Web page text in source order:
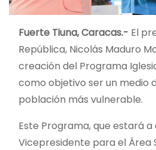
Fuerte Tiuna, Caracas.- El
República, Nicolás Maduro
creación del Programa
como objetivo ser un medio
población más vulnerable.
Este Programa, que estará
Vicepresidente para el Área